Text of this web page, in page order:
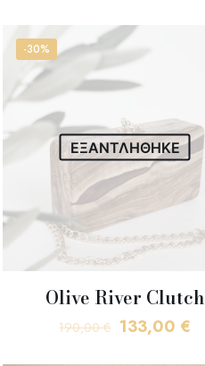
-30%
ΕΞΑΝΤΛΗΘΗΚΕ
Olive River Clutch
190,00€ Original
133,00 €